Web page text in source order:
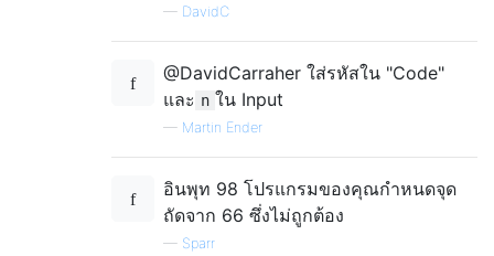
— DavidC
@DavidCarraher ใส่รหัสใน "Code"
และ n ใน Input
— Martin Ender
อินพุท 98 โปรแกรมของคุณกำหนดจุด
ถัดจาก 66 ซึ่งไม่ถูกต้อง
— Sparr